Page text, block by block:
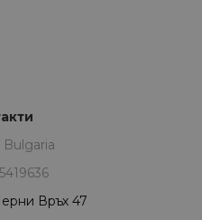
Връх 47